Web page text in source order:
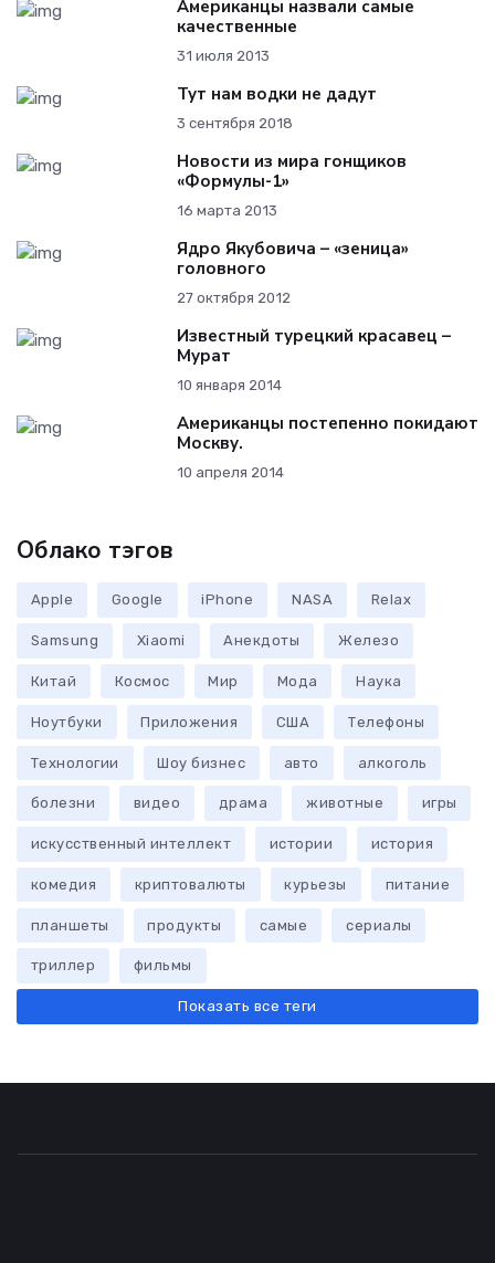
Американцы назвали самые
качественные
31 июля 2013
Тут нам водки не дадут
3 сентября 2018
Новости из мира гонщиков
«Формулы-1»
16 марта 2013
Ядро Якубовича – «зеница»
головного
27 октября 2012
Известный турецкий красавец –
Мурат
10 января 2014
Американцы постепенно покидают
Москву.
10 апреля 2014
Облако тэгов
Apple Google iPhone NASA Relax
Samsung Xiaomi Анекдоты Железо
Китай Космос Мир Мода Наука
Ноутбуки Приложения США Телефоны
Технологии Шоу бизнес авто алкоголь
болезни видео драма животные игры
искусственный интеллект истории история
комедия криптовалюты курьезы питание
планшеты продукты самые сериалы
триллер фильмы
Показать все теги